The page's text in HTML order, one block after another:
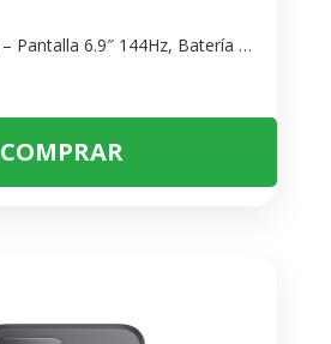
Xiaomi Redmi 15 – Pantalla 6.9″ 144Hz, Batería 7000mAh
COMPRAR